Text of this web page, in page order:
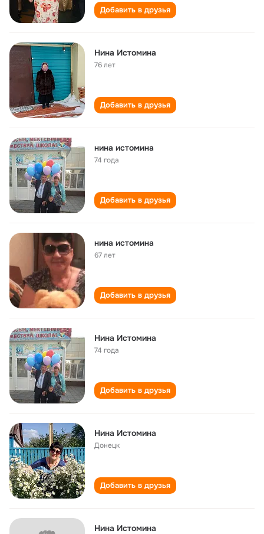
Добавить в друзья
Нина Истомина
76 лет
Добавить в друзья
нина истомина
74 года
Добавить в друзья
нина истомина
67 лет
Добавить в друзья
Нина Истомина
74 года
Добавить в друзья
Нина Истомина
Донецк
Добавить в друзья
Нина Истомина